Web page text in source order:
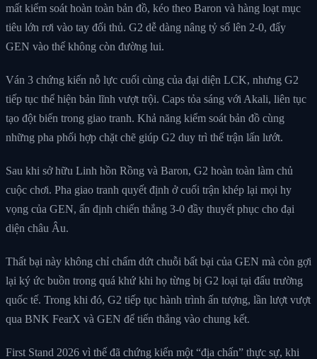
mất kiểm soát hoàn toàn bản đồ, kéo theo Baron và hàng loạt mục
tiêu lớn rơi vào tay đối thủ. G2 dễ dàng nâng tỷ số lên 2-0, đẩy
GEN vào thế không còn đường lui.
Ván 3 chứng kiến nỗ lực cuối cùng của đại diện LCK, nhưng G2
tiếp tục thể hiện bản lĩnh vượt trội. Caps tỏa sáng với Akali, liên tục
tạo đột biến trong giao tranh. Khả năng kiểm soát bản đồ cùng
những pha phối hợp chặt chẽ giúp G2 duy trì thế trận lấn lướt.
Sau khi sở hữu Linh hồn Rồng và Baron, G2 hoàn toàn làm chủ
cuộc chơi. Pha giao tranh quyết định ở cuối trận khép lại mọi hy
vọng của GEN, ấn định chiến thắng 3-0 đầy thuyết phục cho đại
diện châu Âu.
Thất bại này không chỉ chấm dứt chuỗi bất bại của GEN mà còn gợi
lại ký ức buồn trong quá khứ khi họ từng bị G2 loại tại đấu trường
quốc tế. Trong khi đó, G2 tiếp tục hành trình ấn tượng, lần lượt vượt
qua BNK FearX và GEN để tiến thẳng vào chung kết.
First Stand 2026 vì thế đã chứng kiến một “địa chấn” thực sự, khi